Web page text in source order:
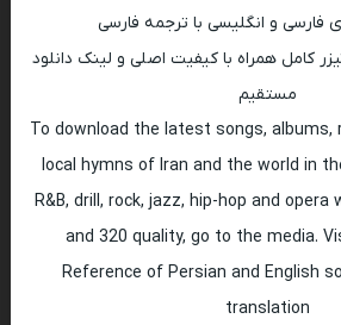
فارسی و انگلیسی با ترجمه فارسی
کامل همراه با کیفیت اصلی و لینک دانلود
مستقیم
To download the latest songs, albums,
local hymns of Iran and the world in
R&B, drill, rock, jazz, hip-hop and
and 320 quality, go to the media.
Reference of Persian and English
translation